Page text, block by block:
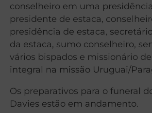
conselheiro em uma
presidente de estaca,
presidência de estaca,
da estaca, sumo conselheiro,
vários bispados e missionário
integral na missão Uruguai/
Os preparativos para o funeral
Davies estão em andamento.